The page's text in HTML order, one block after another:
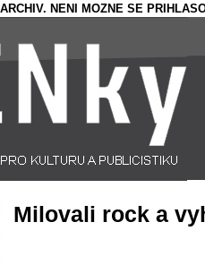
NENI MOZNE SE
Milovali rock a